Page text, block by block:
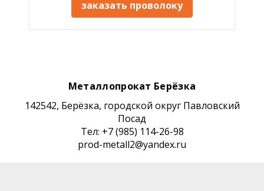
заказать проволоку
Металлопрокат Берёзка
142542, Берёзка, городской округ Павловский
Посад
Тел: +7 (985) 114-26-98
prod-metall2@yandex.ru